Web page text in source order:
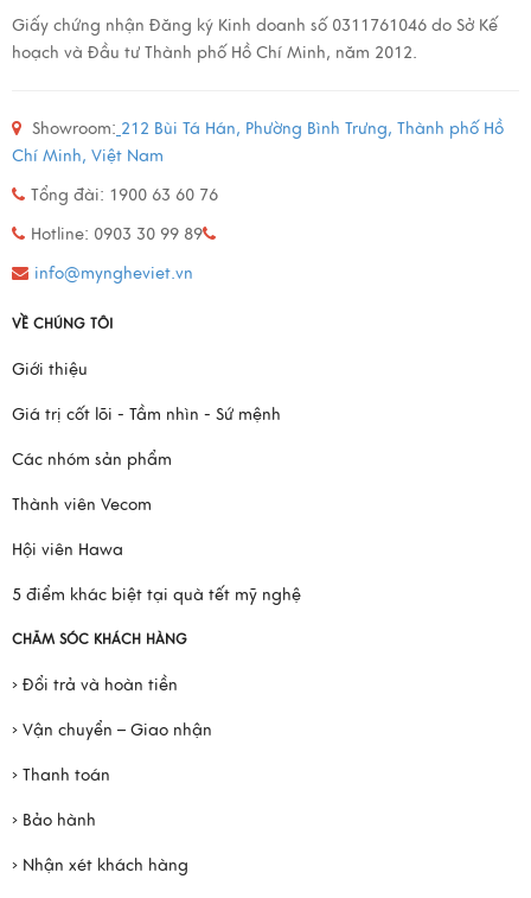
Giấy chứng nhận Đăng ký Kinh doanh số 0311761046 do Sở Kế
hoạch và Đầu tư Thành phố Hồ Chí Minh, năm 2012.
Showroom: 212 Bùi Tá Hán, Phường Bình Trưng, Thành phố Hồ
Chí Minh, Việt Nam
Tổng đài: 1900 63 60 76
Hotline: 0903 30 99 89
info@myngheviet.vn
VỀ CHÚNG TÔI
Giới thiệu
Giá trị cốt lõi - Tầm nhìn - Sứ mệnh
Các nhóm sản phẩm
Thành viên Vecom
Hội viên Hawa
5 điểm khác biệt tại quà tết mỹ nghệ
CHĂM SÓC KHÁCH HÀNG
› Đổi trả và hoàn tiền
› Vận chuyển – Giao nhận
› Thanh toán
› Bảo hành
› Nhận xét khách hàng